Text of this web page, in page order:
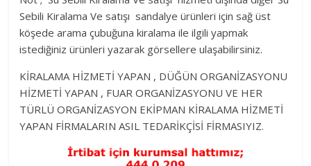
Sebili Kiralama Ve satışı sandalye ürünleri için sağ üst
köşede arama çubuğuna kiralama ile ilgili yapmak
istediğiniz ürünleri yazarak görsellere ulaşabilirsiniz.
KİRALAMA HİZMETİ YAPAN , DÜĞÜN ORGANİZASYONU
HİZMETİ YAPAN , FUAR ORGANİZASYONU VE HER
TÜRLÜ ORGANİZASYON EKİPMAN KİRALAMA HİZMETİ
YAPAN FİRMALARIN ASIL TEDARİKÇİSİ FİRMASIYIZ.